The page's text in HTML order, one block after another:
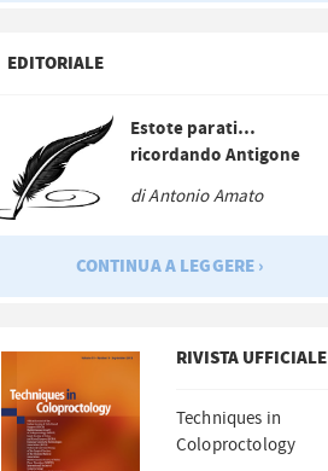
EDITORIALE
Estote parati…
ricordando Antigone
di Antonio Amato
CONTINUA A LEGGERE ›
RIVISTA UFFICIALE
Techniques in
Coloproctology